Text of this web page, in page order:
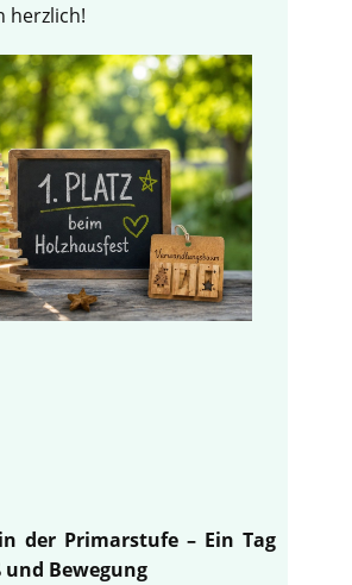
herzlich!
der Primarstufe – Ein Tag
Bewegung